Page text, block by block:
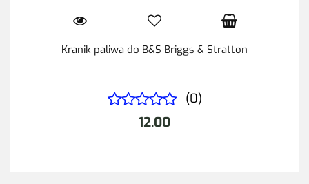
Kranik paliwa do B&S Briggs & Stratton
(0)
12.00